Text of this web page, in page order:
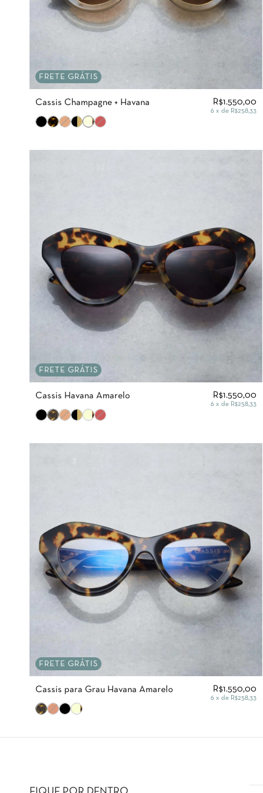
FRETE GRÁTIS
Cassis Champagne + Havana R$1.550,00
6 x de R$258,33
FRETE GRÁTIS
Cassis Havana Amarelo R$1.550,00
6 x de R$258,33
FRETE GRÁTIS
Cassis para Grau Havana Amarelo R$1.550,00
6 x de R$258,33